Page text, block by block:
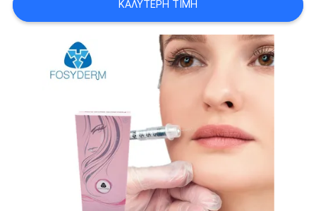
SHOPPING
ONLINE
SITEMAP
PRIVACY
ΚΑΛΎΤΕΡΗ ΤΙΜΉ